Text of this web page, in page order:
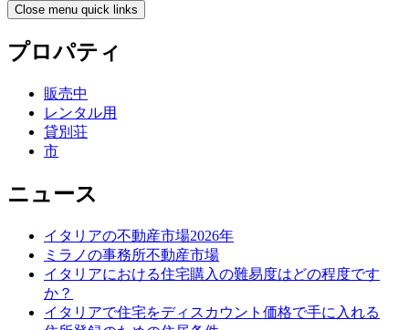
Close menu quick links
プロパティ
販売中
レンタル用
貸別荘
市
ニュース
イタリアの不動産市場2026年
ミラノの事務所不動産市場
イタリアにおける住宅購入の難易度はどの程度です
か？
イタリアで住宅をディスカウント価格で手に入れる